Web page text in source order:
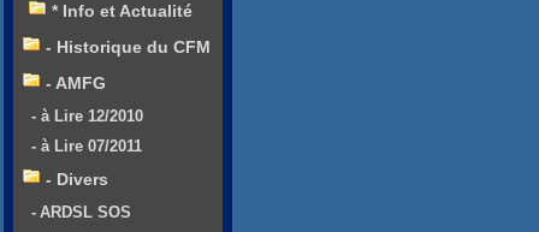
* Info et Actualité
- Historique du CFM
- AMFG
- à Lire 12/2010
- à Lire 07/2011
- Divers
- ARDSL SOS